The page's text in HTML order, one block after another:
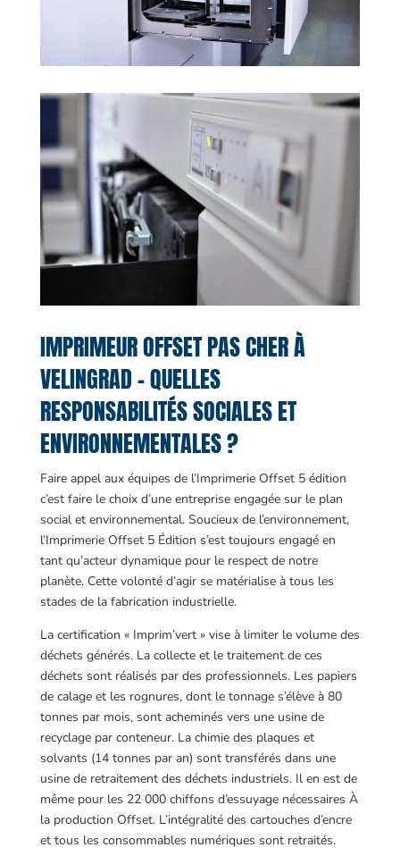
IMPRIMEUR OFFSET PAS CHER À
VELINGRAD – QUELLES
RESPONSABILITÉS SOCIALES ET
ENVIRONNEMENTALES ?
Faire appel aux équipes de l’Imprimerie Offset 5 édition
c’est faire le choix d’une entreprise engagée sur le plan
social et environnemental. Soucieux de l’environnement,
l’Imprimerie Offset 5 Édition s’est toujours engagé en
tant qu’acteur dynamique pour le respect de notre
planète. Cette volonté d’agir se matérialise à tous les
stades de la fabrication industrielle.
La certification « Imprim’vert » vise à limiter le volume des
déchets générés. La collecte et le traitement de ces
déchets sont réalisés par des professionnels. Les papiers
de calage et les rognures, dont le tonnage s’élève à 80
tonnes par mois, sont acheminés vers une usine de
recyclage par conteneur. La chimie des plaques et
solvants (14 tonnes par an) sont transférés dans une
usine de retraitement des déchets industriels. Il en est de
même pour les 22 000 chiffons d’essuyage nécessaires À
la production Offset. L’intégralité des cartouches d’encre
et tous les consommables numériques sont retraités.